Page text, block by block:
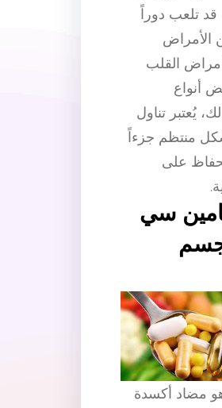
قد تلعب دوراً
الأمراض
القلب
أنواع
يُعتبر تناول
منتظم جزءاً
على
سي
مضاد أكسدة